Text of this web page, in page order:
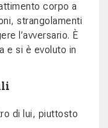
corpo a
strangolamenti
l’avversario. È
e si è evoluto in
di lui, piuttosto